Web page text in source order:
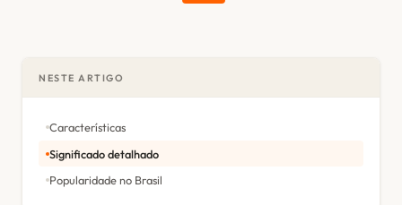
NESTE ARTIGO
Características
Significado detalhado
Popularidade no Brasil